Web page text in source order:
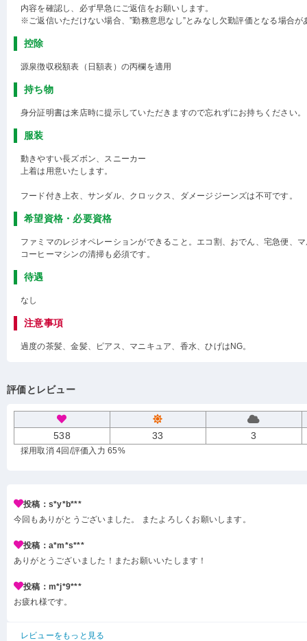
内容を確認し、必ず早急にご返信をお願いします。
※ご返信いただけない場合、”勤務意思なし”とみなし欠勤評価となる場合が
控除
源泉徴収税額表（日額表）の丙欄を適用
持ち物
身分証明書は来店時に提示していただきますので忘れずにお持ちください。
服装
動きやすい長ズボン、スニーカー
上着は用意いたします。
フード付き上衣、サンダル、クロックス、ダメージジーンズは不可です。
希望資格・必要資格
ファミマのレジオペレーションができること。エコ割、おでん、宅急便、
コーヒーマシンの清掃も必須です。
待遇
なし
注意事項
過度の茶髪、金髪、ピアス、マニキュア、香水、ひげはNG。
評価とレビュー
538 33 3
採用取消 4回 /評価入力 65%
投稿：s*y*b***
今回もありがとうございました。 またよろしくお願いします。
投稿：a*m*s***
ありがとうございました！またお願いいたします！
投稿：m*j*9***
お疲れ様です。
レビューをもっと見る